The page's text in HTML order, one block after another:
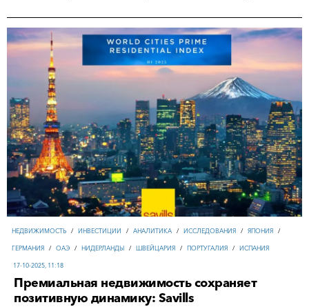
НЕДВИЖИМОСТЬ / ИНВЕСТИЦИИ / АНАЛИТИКА / ИССЛЕДОВАНИЯ / ЯПОНИЯ /
ГЕРМАНИЯ / ОАЭ / НИДЕРЛАНДЫ / ШВЕЙЦАРИЯ / ПОРТУГАЛИЯ / ИСПАНИЯ
17-10-2025, 11:18
Премиальная недвижимость сохраняет
позитивную динамику: Savills